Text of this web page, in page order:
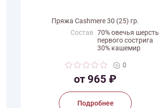
Пряжа Cashmere 30 (25) гр.
от 965 ₽
Состав 70% овечья шерсть
первого сострига
30% кашемир
Производитель Katia
0
Подробнее